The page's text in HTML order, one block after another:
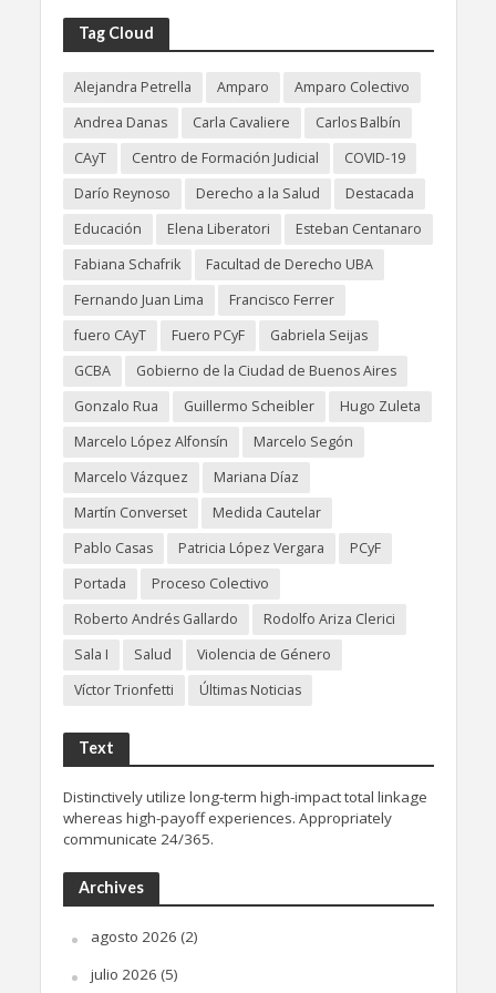
Tag Cloud
Alejandra Petrella Amparo
Amparo Colectivo
Andrea Danas
Carla Cavaliere
Carlos Balbín
CAyT
Centro de Formación Judicial
COVID-19
Darío Reynoso
Derecho a la Salud
Destacada
Educación
Elena Liberatori
Esteban Centanaro
Fabiana Schafrik
Facultad de Derecho UBA
Fernando Juan Lima
Francisco Ferrer
fuero CAyT
Fuero PCyF
Gabriela Seijas
GCBA
Gobierno de la Ciudad de Buenos Aires
Gonzalo Rua
Guillermo Scheibler
Hugo Zuleta
Marcelo López Alfonsín
Marcelo Segón
Marcelo Vázquez
Mariana Díaz
Martín Converset
Medida Cautelar
Pablo Casas
Patricia López Vergara
PCyF
Portada
Proceso Colectivo
Roberto Andrés Gallardo
Rodolfo Ariza Clerici
Sala I
Salud
Violencia de Género
Víctor Trionfetti
Últimas Noticias
Text
Distinctively utilize long-term high-impact total linkage
whereas high-payoff experiences. Appropriately
communicate 24/365.
Archives
agosto 2026 (2)
julio 2026 (5)